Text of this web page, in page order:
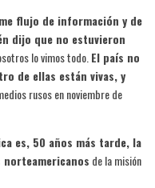
flujo de información y de
dijo que no estuvieron
lo vimos todo. El país no
de ellas están vivas, y
rusos en noviembre de
es, 50 años más tarde, la
de la misión